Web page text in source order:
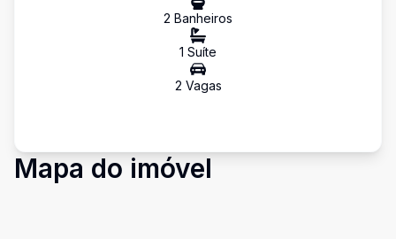
2 Banheiros
1 Suíte
2 Vagas
Mapa do imóvel